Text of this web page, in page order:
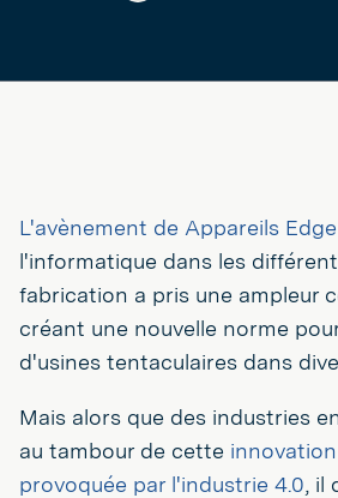
L'avènement de Appareils Edge
l'informatique dans les
fabrication a pris une ampleur
créant une nouvelle norme
d'usines tentaculaires dans
Mais alors que des industries
au tambour de cette
provoquée par l'industrie 4.0, il